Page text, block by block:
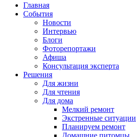
Главная
События
Новости
Интервью
Блоги
Фоторепортажи
Афиша
Консультация эксперта
Решения
Для жизни
Для чтения
Для дома
Мелкий ремонт
Экстренные ситуации
Планируем ремонт
Домашние питомцы